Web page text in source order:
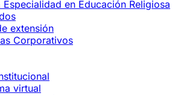
Especialidad en Educación Religiosa
extensión
Corporativos
virtual